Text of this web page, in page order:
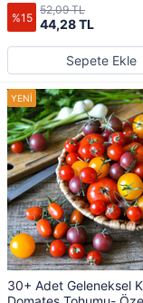
%15 44,28 TL
52,09 TL
Sepete Ekle
30+ Adet Geleneksel